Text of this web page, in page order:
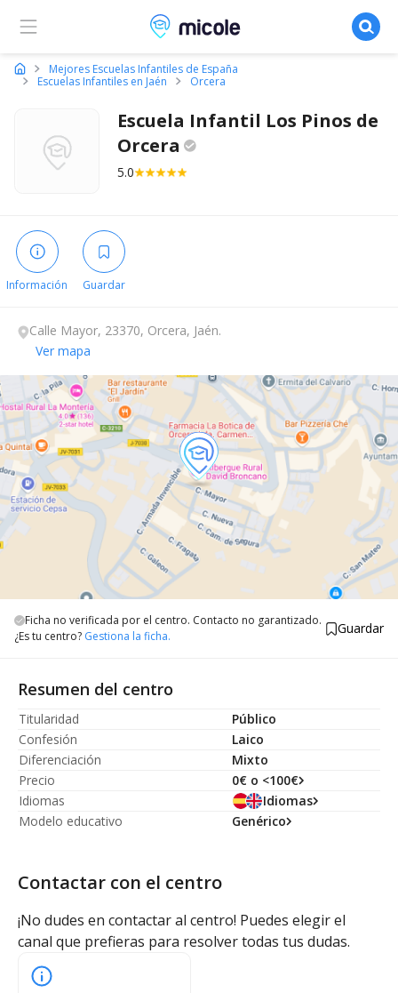
Micole, buscador de colegios
Mejores Escuelas Infantiles de España
Escuelas Infantiles en Jaén
Orcera
Escuela Infantil Los Pinos de
Orcera
5.0
Información Guardar
Calle Mayor, 23370, Orcera, Jaén.
Ver mapa
Ficha no verificada por el centro. Contacto no garantizado.
¿Es tu centro? Gestiona la ficha. Guardar
Resumen del centro
Titularidad
Público
Confesión
Laico
Diferenciación
Mixto
Precio
0€ o <100€
Idiomas
Idiomas
Modelo educativo
Genérico
Contactar con el centro
¡No dudes en contactar al centro! Puedes elegir el
canal que prefieras para resolver todas tus dudas.